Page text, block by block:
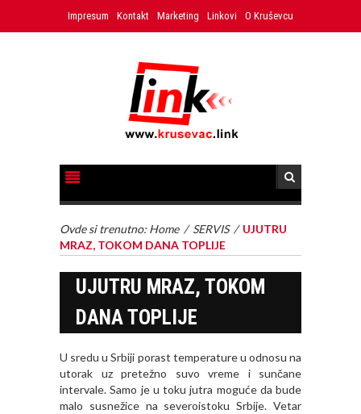
Impresum Kontakt Marketing Linkovi O Kruševcu
Ovde si trenutno: Home / SERVIS / UJUTRU
MRAZ, TOKOM DANA TOPLIJE
UJUTRU MRAZ, TOKOM
DANA TOPLIJE
U sredu u Srbiji porast temperature u odnosu na
utorak uz pretežno suvo vreme i sunčane
intervale. Samo je u toku jutra moguće da bude
malo susnežice na severoistoku Srbije. Vetar